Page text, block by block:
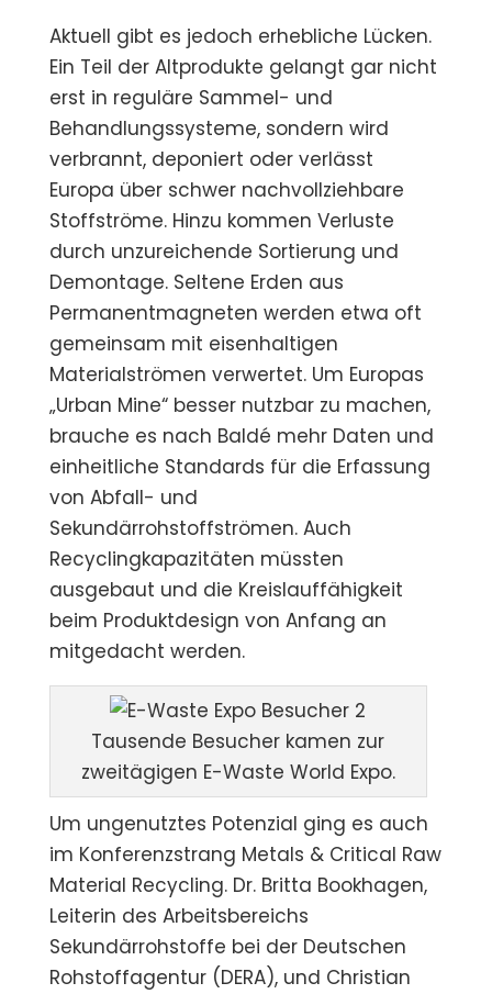
Aktuell gibt es jedoch erhebliche Lücken.
Ein Teil der Altprodukte gelangt gar nicht
erst in reguläre Sammel- und
Behandlungssysteme, sondern wird
verbrannt, deponiert oder verlässt
Europa über schwer nachvollziehbare
Stoffströme. Hinzu kommen Verluste
durch unzureichende Sortierung und
Demontage. Seltene Erden aus
Permanentmagneten werden etwa oft
gemeinsam mit eisenhaltigen
Materialströmen verwertet. Um Europas
„Urban Mine“ besser nutzbar zu machen,
brauche es nach Baldé mehr Daten und
einheitliche Standards für die Erfassung
von Abfall- und
Sekundärrohstoffströmen. Auch
Recyclingkapazitäten müssten
ausgebaut und die Kreislauffähigkeit
beim Produktdesign von Anfang an
mitgedacht werden.
Tausende Besucher kamen zur
zweitägigen E-Waste World Expo.
Um ungenutztes Potenzial ging es auch
im Konferenzstrang Metals & Critical Raw
Material Recycling. Dr. Britta Bookhagen,
Leiterin des Arbeitsbereichs
Sekundärrohstoffe bei der Deutschen
Rohstoffagentur (DERA), und Christian